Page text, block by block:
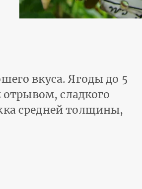
вкуса. Ягоды до 5
сладкого
средней толщины,